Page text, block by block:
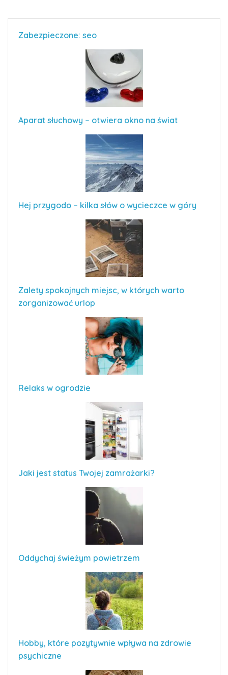
Zabezpieczone: seo
Aparat słuchowy – otwiera okno na świat
Hej przygodo – kilka słów o wycieczce w góry
Zalety spokojnych miejsc, w których warto
zorganizować urlop
Relaks w ogrodzie
Jaki jest status Twojej zamrażarki?
Oddychaj świeżym powietrzem
Hobby, które pozytywnie wpływa na zdrowie
psychiczne